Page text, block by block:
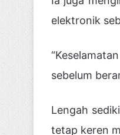
elektronik
sebelum
Lengah
tetap keren